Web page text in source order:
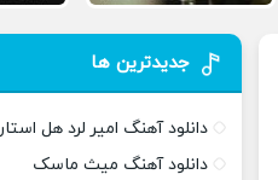
جدیدترین ها
دانلود آهنگ امیر لرد هل استار
دانلود آهنگ میث ماسک